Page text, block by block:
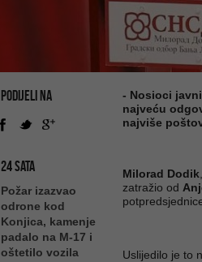
PODIJELI NA
24 SATA
Požar izazvao
odrone kod
Konjica, kamenje
padalo na M-17 i
oštetilo vozila
- Nosioci
najveću
najviše
Milorad Dodik
zatražio od
Uslijedilo je to